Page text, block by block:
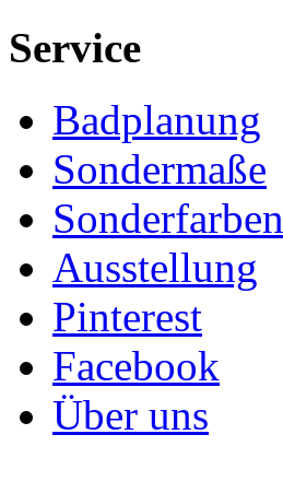
Service
Badplanung
Sondermaße
Sonderfarben
Ausstellung
Pinterest
Facebook
Über uns